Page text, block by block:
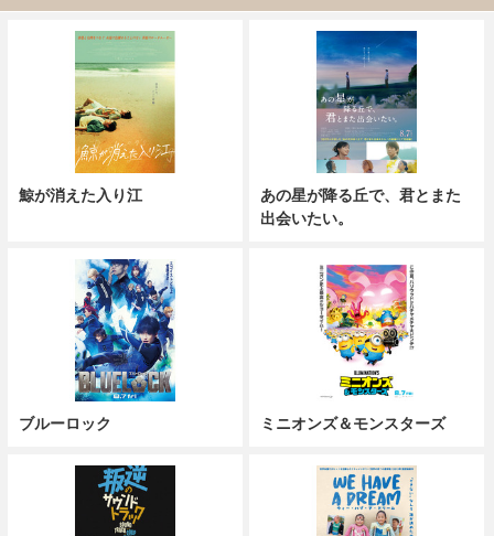
鯨が消えた入り江
あの星が降る丘で、君とまた
出会いたい。
ブルーロック ミニオンズ＆モンスターズ